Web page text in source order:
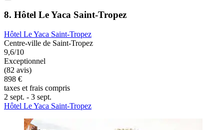
8. Hôtel Le Yaca Saint-Tropez
Hôtel Le Yaca Saint-Tropez
Centre-ville de Saint-Tropez
9,6/10
Exceptionnel
(82 avis)
898 €
taxes et frais compris
2 sept. - 3 sept.
Hôtel Le Yaca Saint-Tropez